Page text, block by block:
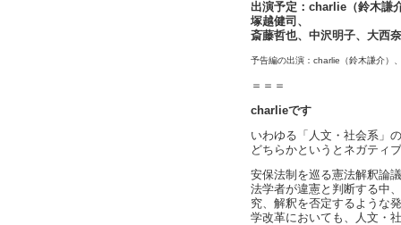
出演予定：charlie（鈴木謙
塚越健司、
斎藤哲也、中沢明子、大西
予告編の出演：charlie（鈴木謙介）
＝＝＝
charlieです
いわゆる「人文・社会系」
どちらかというとネガティ
安保法制を巡る憲法解釈論
法学者が違憲と判断する中
究、解釈を否定するような
学改革においても、人文・